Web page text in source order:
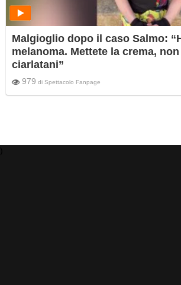
Malgioglio dopo il caso Salmo:
melanoma. Mettete la crema,
ciarlatani”
979 di Spettacolo Fanpage